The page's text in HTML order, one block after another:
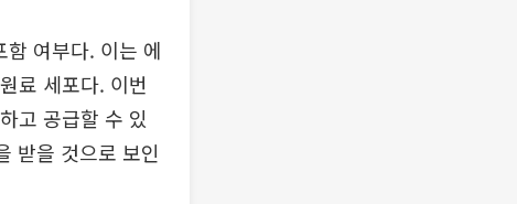
함 여부다. 이는 에
료 세포다. 이번
고 공급할 수 있
받을 것으로 보인